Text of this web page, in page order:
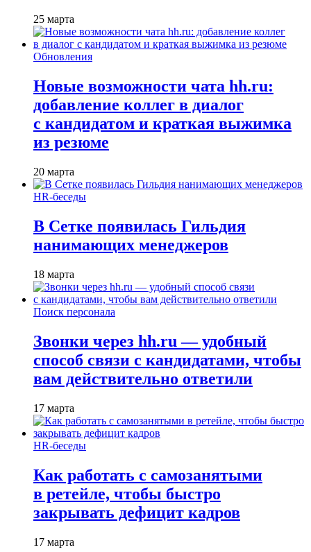
25 марта
Обновления
Новые возможности чата hh.ru:
добавление коллег в диалог
с кандидатом и краткая выжимка
из резюме
20 марта
HR-беседы
В Сетке появилась Гильдия
нанимающих менеджеров
18 марта
Поиск персонала
Звонки через hh.ru — удобный
способ связи с кандидатами, чтобы
вам действительно ответили
17 марта
HR-беседы
Как работать с самозанятыми
в ретейле, чтобы быстро
закрывать дефицит кадров
17 марта